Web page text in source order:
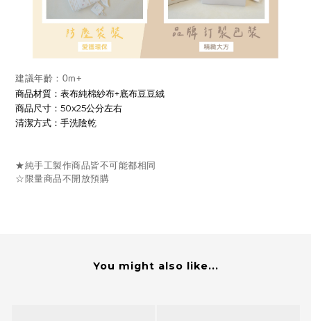
建議年齡：0m+
商品材質：表布純棉紗布+底布豆豆絨
商品尺寸：50x25公分左右
清潔方式：手洗陰乾
★純手工製作商品皆不可能都相同
☆限量商品不開放預購
You might also like...